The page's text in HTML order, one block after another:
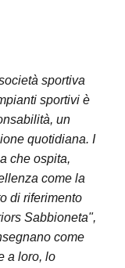
sportiva
sportivi è
un
quotidiana. I
che ospita,
come la
di riferimento
Sabbioneta",
come
a loro, lo